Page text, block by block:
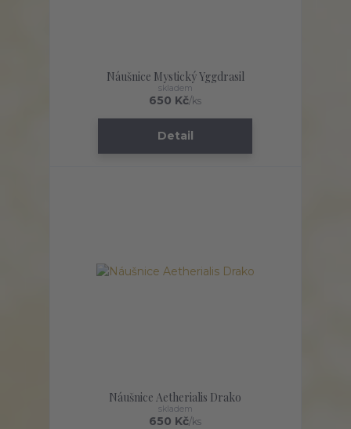
Náušnice Mystický Yggdrasil
650 Kč/ks
skladem
Detail
Náušnice Aetherialis Drako
650 Kč/ks
skladem